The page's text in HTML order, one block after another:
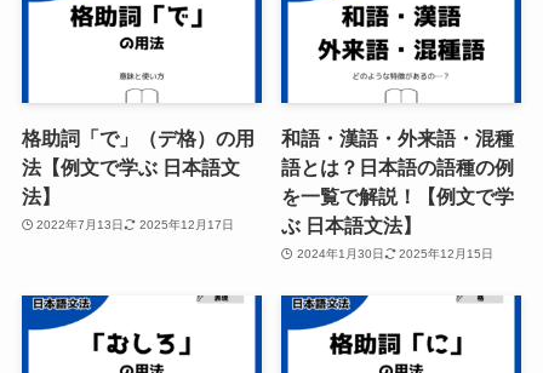
格助詞「で」（デ格）の用
法【例文で学ぶ 日本語文
法】
2022年7月13日 2025年12月17日
和語・漢語・外来語・混種
語とは？日本語の語種の例
を一覧で解説！【例文で学
ぶ 日本語文法】
2024年1月30日 2025年12月15日